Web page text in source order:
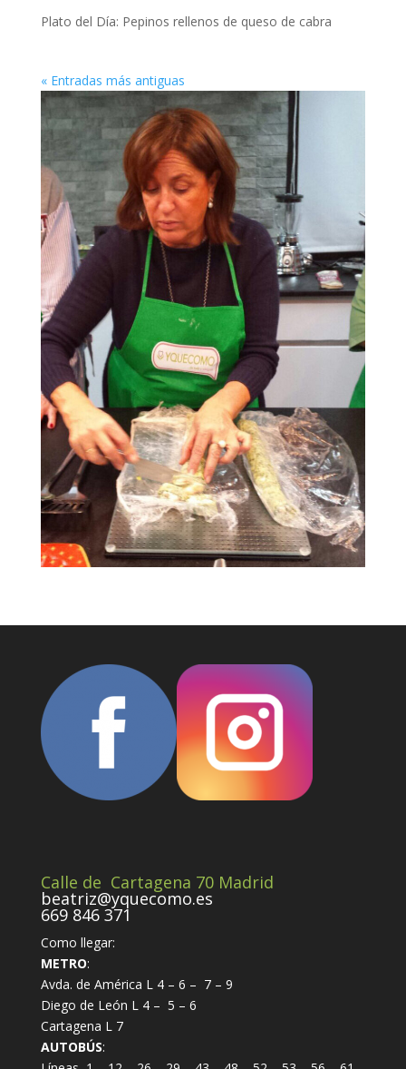
Plato del Día: Pepinos rellenos de queso de cabra
« Entradas más antiguas
Calle de Cartagena 70 Madrid
beatriz@yquecomo.es
669 846 371
Como llegar:
METRO:
Avda. de América L 4 – 6 – 7 – 9
Diego de León L 4 – 5 – 6
Cartagena L 7
AUTOBÚS: